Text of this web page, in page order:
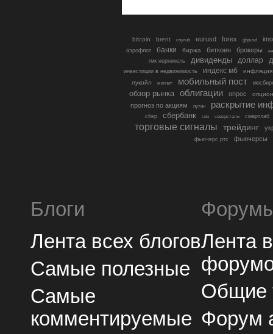
bitcoin brent cnyrub eurusd forex gbpusd
аэрофлот банки биржа биткоин брокеры
гмк норникель
дивиденды доллар
инвестиции в недвижимость индекс мб
инфляция
лукойл
магнит мобильный пост
обзор рынка облигации опрос
прогноз по акциям путин раскрытие
сбер сбербанк сво северсталь смартлаб
торговые сигналы трейдинг
фьючерс ртс фьючерсы
Блоги
Лента всех блогов
Самые полезные
Самые
комментируемые
Лента
Общие
Форум